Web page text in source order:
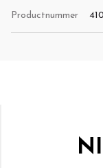
Productnummer